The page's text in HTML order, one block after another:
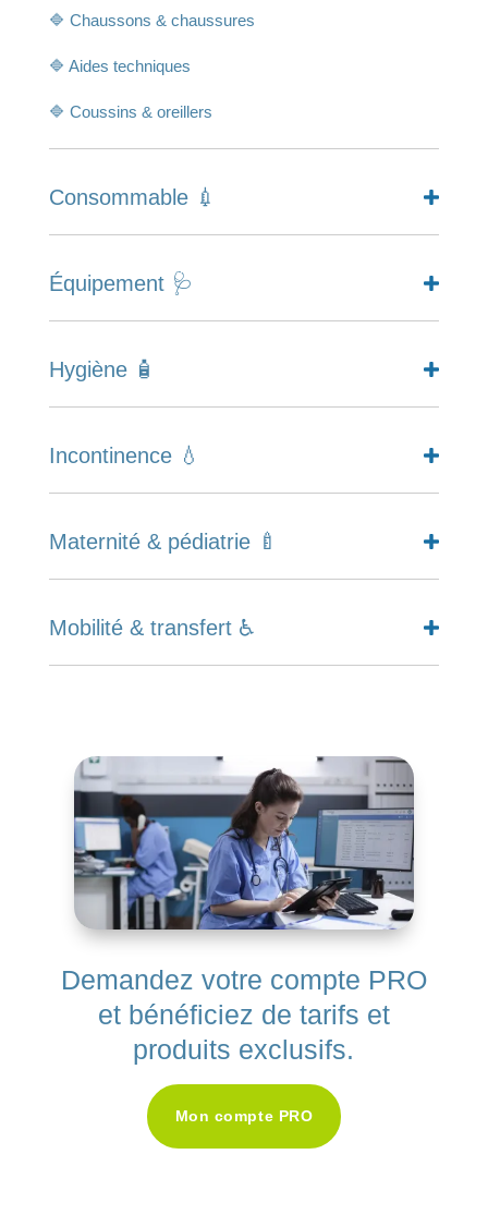
🔷 Chaussons & chaussures
🔷 Aides techniques
🔷 Coussins & oreillers
Consommable 💉
Équipement 🩺
Hygiène 🧴
Incontinence 💧
Maternité & pédiatrie 🍼
Mobilité & transfert ♿
Demandez votre compte PRO
et bénéficiez de tarifs et
produits exclusifs.
Mon compte PRO